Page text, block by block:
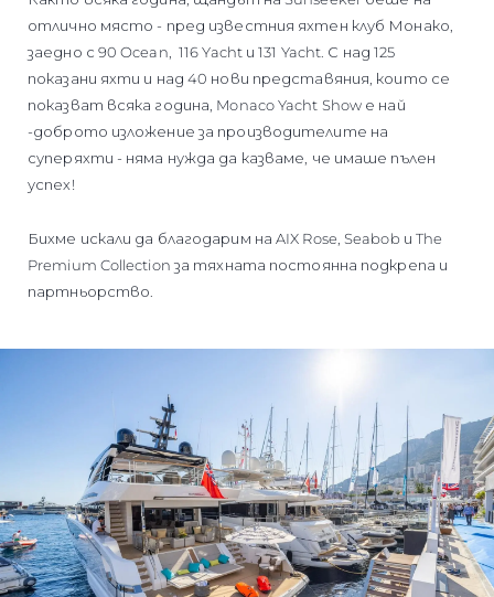
отлично място - пред известния яхтен клуб Монако,
заедно с 90 Ocean, 116 Yacht и 131 Yacht. С над 125
показани яхти и над 40 нови представяния, които се
показват всяка година, Monaco Yacht Show е най
-доброто изложение за производителите на
суперяхти - няма нужда да казваме, че имаше пълен
успех!
Бихме искали да благодарим на AIX Rose, Seabob и The
Premium Collection за тяхната постоянна подкрепа и
партньорство.